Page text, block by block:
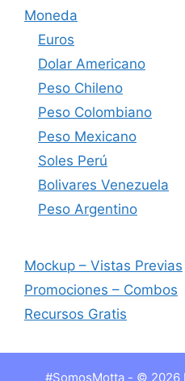
Moneda
Euros
Dolar Americano
Peso Chileno
Peso Colombiano
Peso Mexicano
Soles Perú
Bolivares Venezuela
Peso Argentino
Mockup – Vistas Previas
Promociones – Combos
Recursos Gratis
#SomosMotta - © 2026